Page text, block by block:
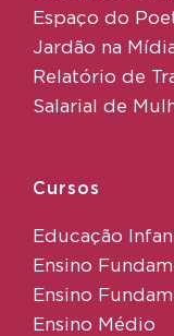
Espaço do
Jardão na
Relatório de
Salarial de
Cursos
Educação
Ensino
Ensino
Ensino Médio